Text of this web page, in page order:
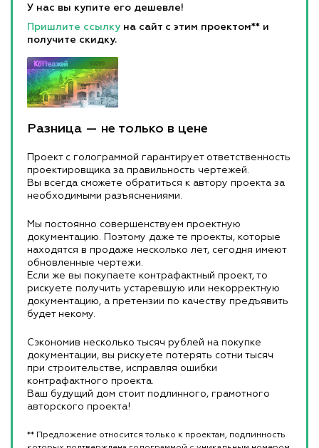
У нас вы купите его дешевле!
Пришлите ссылку на сайт с этим проектом** и
получите скидку.
Разница — не только в цене
Проект с голограммой гарантирует ответственность
проектировщика за правильность чертежей.
Вы всегда сможете обратиться к автору проекта за
необходимыми разъяснениями.
Мы постоянно совершенствуем проектную
документацию. Поэтому даже те проекты, которые
находятся в продаже несколько лет, сегодня имеют
обновленные чертежи.
Если же вы покупаете контрафактный проект, то
рискуете получить устаревшую или некорректную
документацию, а претензии по качеству предъявить
будет некому.
Сэкономив несколько тысяч рублей на покупке
документации, вы рискуете потерять сотни тысяч
при строительстве, исправляя ошибки
контрафактного проекта.
Ваш будущий дом стоит подлинного, грамотного
авторского проекта!
** Предложение относится только к проектам, подлинность